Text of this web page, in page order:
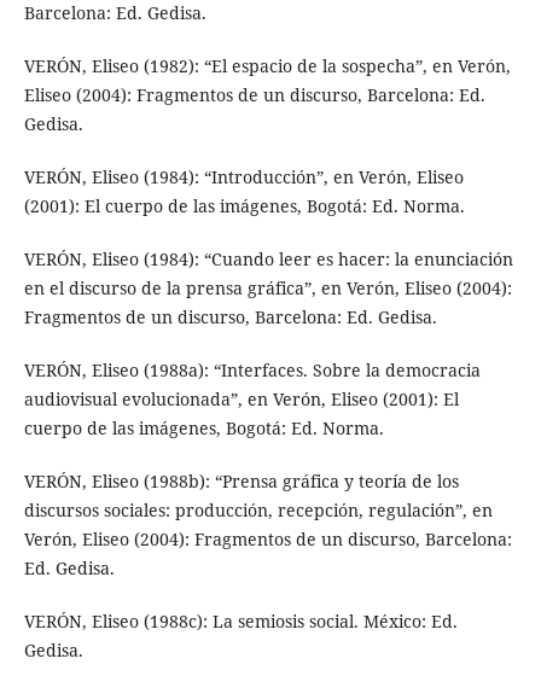
Barcelona: Ed. Gedisa.
VERÓN, Eliseo (1982): “El espacio de la sospecha”, en Verón,
Eliseo (2004): Fragmentos de un discurso, Barcelona: Ed.
Gedisa.
VERÓN, Eliseo (1984): “Introducción”, en Verón, Eliseo
(2001): El cuerpo de las imágenes, Bogotá: Ed. Norma.
VERÓN, Eliseo (1984): “Cuando leer es hacer: la enunciación
en el discurso de la prensa gráfica”, en Verón, Eliseo (2004):
Fragmentos de un discurso, Barcelona: Ed. Gedisa.
VERÓN, Eliseo (1988a): “Interfaces. Sobre la democracia
audiovisual evolucionada”, en Verón, Eliseo (2001): El
cuerpo de las imágenes, Bogotá: Ed. Norma.
VERÓN, Eliseo (1988b): “Prensa gráfica y teoría de los
discursos sociales: producción, recepción, regulación”, en
Verón, Eliseo (2004): Fragmentos de un discurso, Barcelona:
Ed. Gedisa.
VERÓN, Eliseo (1988c): La semiosis social. México: Ed.
Gedisa.